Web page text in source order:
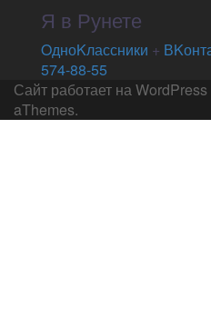
Я в Рунете
OдноKлассники +
574-88-55
Сайт работает на WordPress
aThemes.